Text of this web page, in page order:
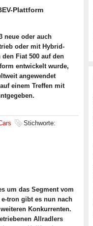
Plattform
neue oder auch
oder mit Hybrid-
Fiat 500 auf den
entwickelt wurde,
angewendet
einem Treffen mit
Stichworte:
um das Segment vom
tron gibt es nun nach
Konkurrenten.
Allradlers